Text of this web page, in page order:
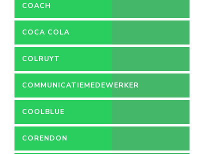
COACH
COCA COLA
COLRUYT
COMMUNICATIEMEDEWERKER
COOLBLUE
CORENDON